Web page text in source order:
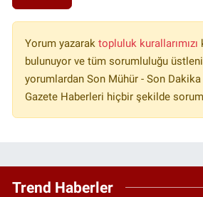
Yorum yazarak topluluk kurallarımızı
bulunuyor ve tüm sorumluluğu
yorumlardan Son Mühür - Son Dakika
Gazete Haberleri hiçbir şekilde
Trend Haberler